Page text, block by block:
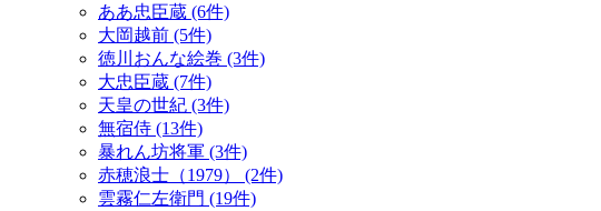
ああ忠臣蔵 (6件)
大岡越前 (5件)
徳川おんな絵巻 (3件)
大忠臣蔵 (7件)
天皇の世紀 (3件)
無宿侍 (13件)
暴れん坊将軍 (3件)
赤穂浪士（1979） (2件)
雲霧仁左衛門 (19件)